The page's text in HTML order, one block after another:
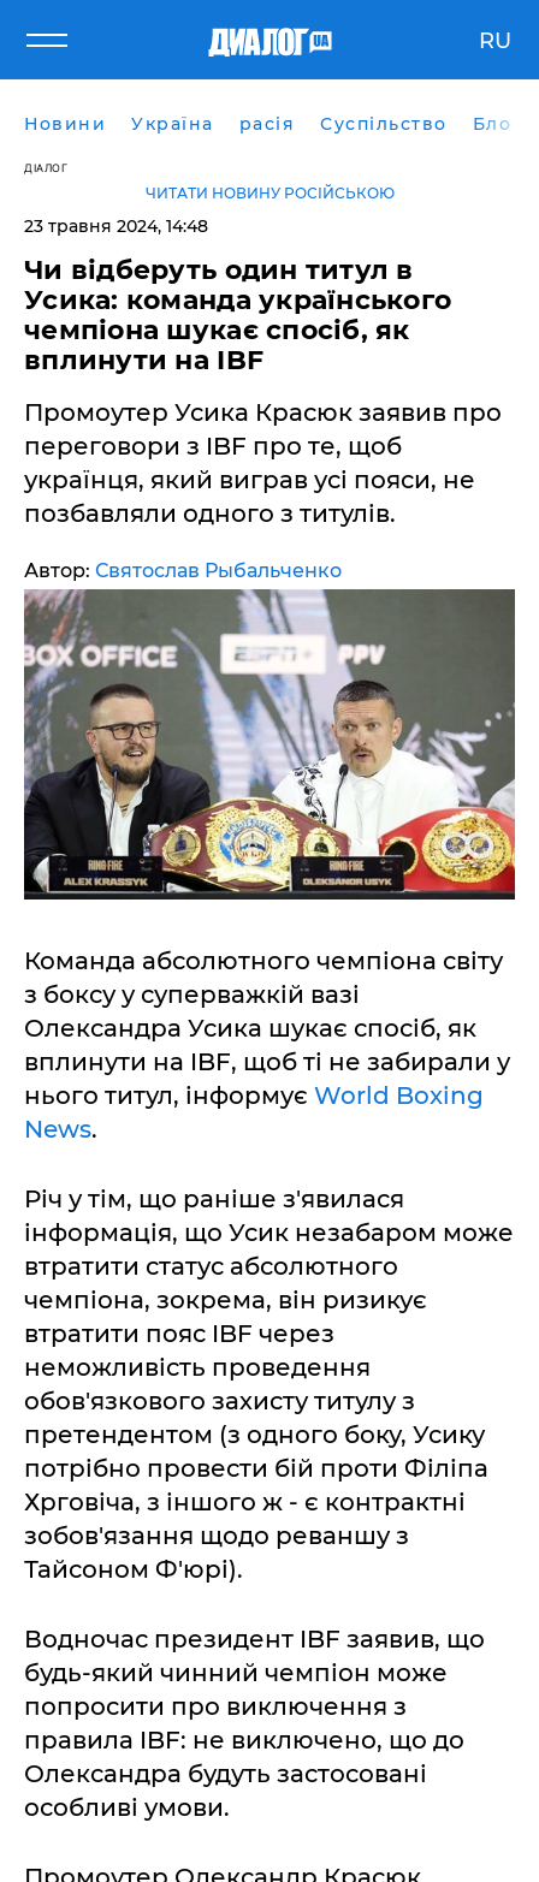
RU
Новини Україна расія Суспільство Блоги
ДІАЛОГ
ЧИТАТИ НОВИНУ РОСІЙСЬКОЮ
23 травня 2024, 14:48
Чи відберуть один титул в
Усика: команда українського
чемпіона шукає спосіб, як
вплинути на IBF
Промоутер Усика Красюк заявив про
переговори з IBF про те, щоб
українця, який виграв усі пояси, не
позбавляли одного з титулів.
Автор: Святослав Рыбальченко
Команда абсолютного чемпіона світу
з боксу у суперважкій вазі
Олександра Усика шукає спосіб, як
вплинути на IBF, щоб ті не забирали у
нього титул, інформує World Boxing
News.
Річ у тім, що раніше з'явилася
інформація, що Усик незабаром може
втратити статус абсолютного
чемпіона, зокрема, він ризикує
втратити пояс IBF через
неможливість проведення
обов'язкового захисту титулу з
претендентом (з одного боку, Усику
потрібно провести бій проти Філіпа
Хрговіча, з іншого ж - є контрактні
зобов'язання щодо реваншу з
Тайсоном Ф'юрі).
Водночас президент IBF заявив, що
будь-який чинний чемпіон може
попросити про виключення з
правила IBF: не виключено, що до
Олександра будуть застосовані
особливі умови.